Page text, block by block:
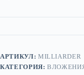
АРТИКУЛ: MILLIARDER
КАТЕГОРИЯ: